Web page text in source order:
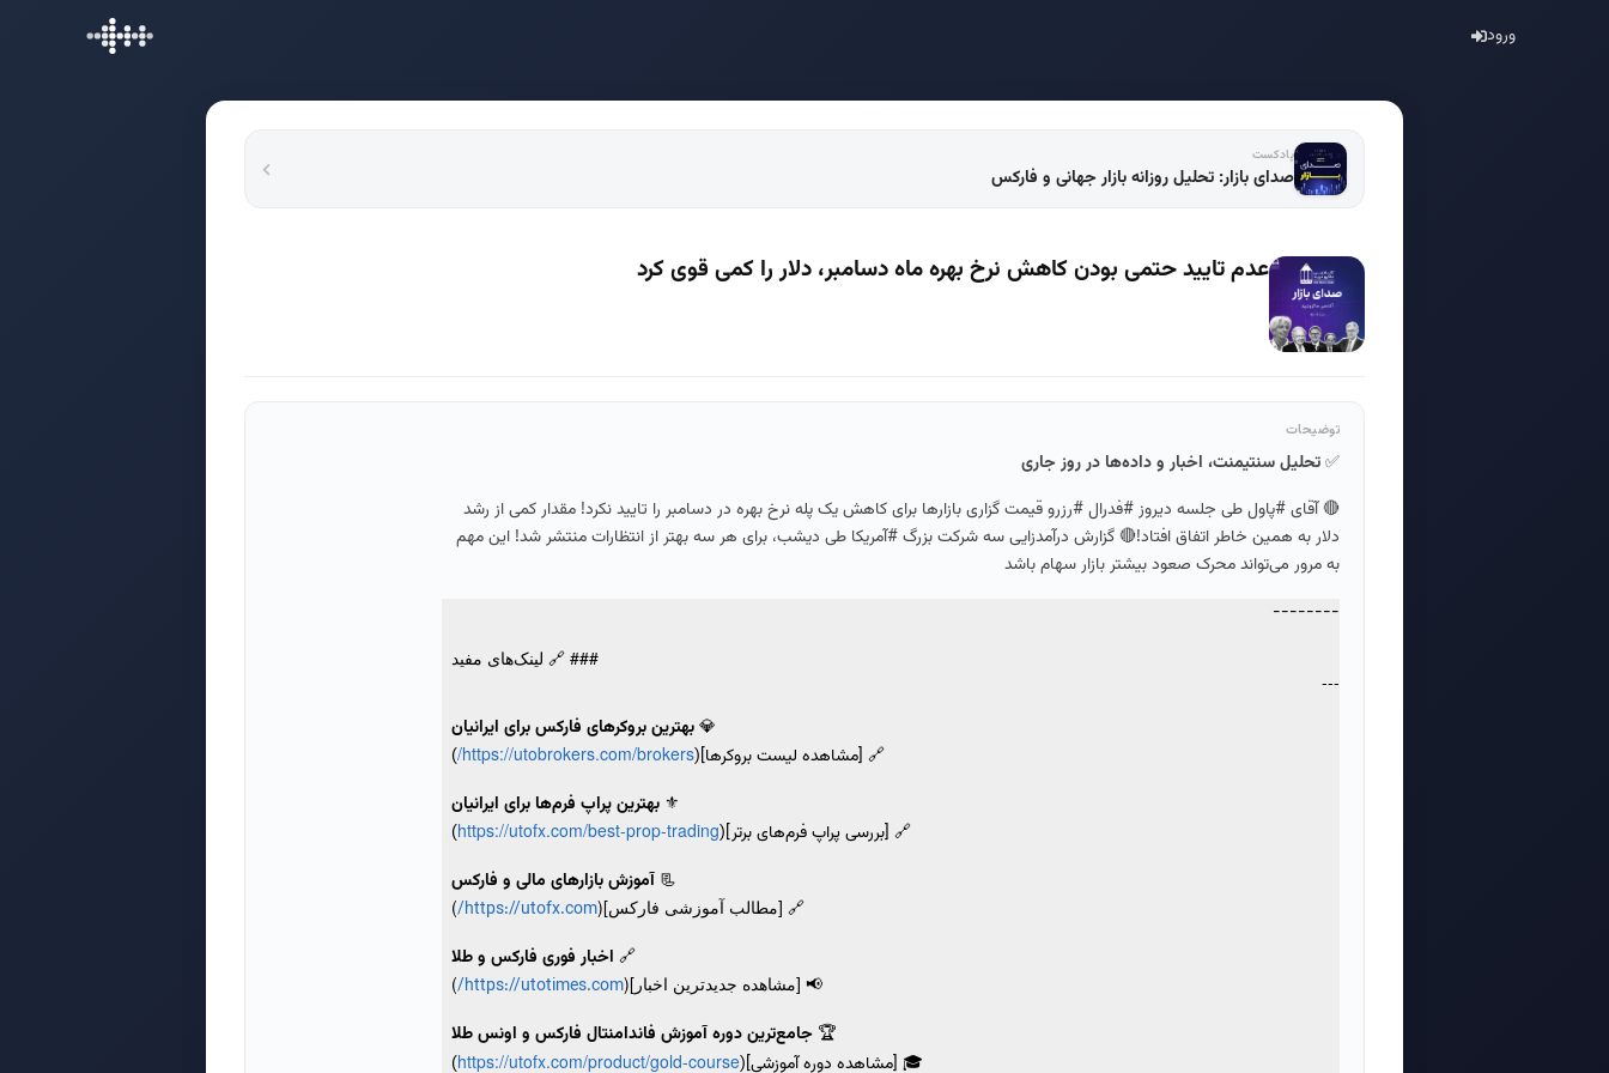
ورود
پادکست
صدای بازار: تحلیل روزانه بازار جهانی و فارکس
عدم تایید حتمی بودن کاهش نرخ بهره ماه دسامبر، دلار را کمی قوی کرد
توضیحات
✅تحلیل سنتیمنت، اخبار و داده‌ها در روز جاری
🔴 آقای #پاول طی جلسه دیروز #فدرال #رزرو قیمت گزاری بازارها برای کاهش یک پله نرخ بهره در دسامبر را تایید نکرد! مقدار کمی از رشد
دلار به همین خاطر اتفاق افتاد!🔴 گزارش درآمدزایی سه شرکت بزرگ #آمریکا طی دیشب، برای هر سه بهتر از انتظارات منتشر شد! این مهم
به مرور می‌تواند محرک صعود بیشتر بازار سهام باشد
--------
### 🔗 لینک‌های مفید
---
💎 بهترین بروکرهای فارکس برای ایرانیان
🔗 [مشاهده لیست بروکرها](https://utobrokers.com/brokers/
)
⚜️ بهترین پراپ فرم‌ها برای ایرانیان
🔗 [بررسی پراپ فرم‌های برتر](https://utofx.com/best-prop-trading
)
📃 آموزش بازارهای مالی و فارکس
🔗 [مطالب آموزشی فارکس](https://utofx.com/
)
🔗 اخبار فوری فارکس و طلا
📢 [مشاهده جدیدترین اخبار](https://utotimes.com/
)
🏆 جامع‌ترین دوره آموزش فاندامنتال فارکس و اونس طلا
🎓 [مشاهده دوره آموزشی](https://utofx.com/product/gold-course
)